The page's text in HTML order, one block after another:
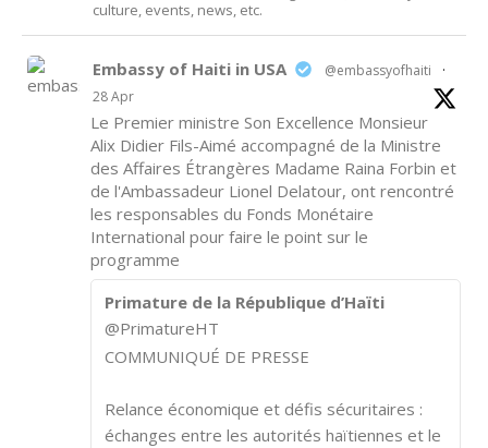
culture, events, news, etc.
Embassy of Haiti in USA @embassyofhaiti
·
28 Apr
Le Premier ministre Son Excellence Monsieur
Alix Didier Fils-Aimé accompagné de la Ministre
des Affaires Étrangères Madame Raina Forbin et
de l'Ambassadeur Lionel Delatour, ont rencontré
les responsables du Fonds Monétaire
International pour faire le point sur le
programme
Primature de la République d’Haïti
@PrimatureHT
COMMUNIQUÉ DE PRESSE
Relance économique et défis sécuritaires :
échanges entre les autorités haïtiennes et le